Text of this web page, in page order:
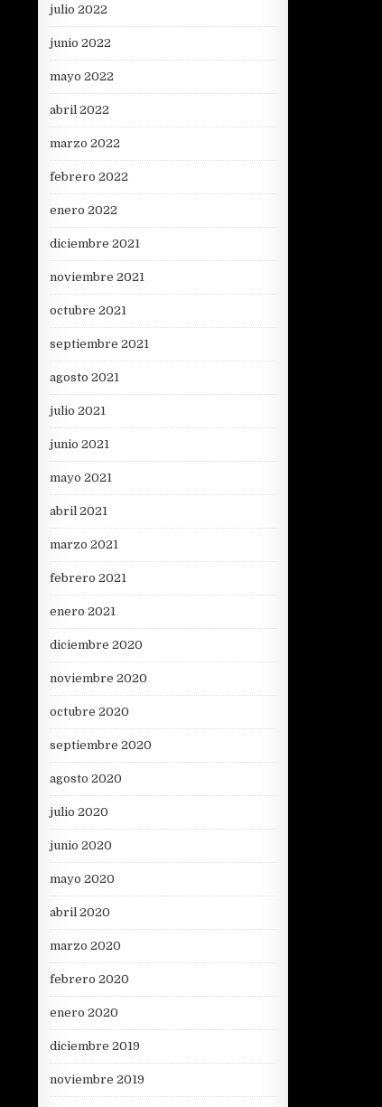
julio 2022
junio 2022
mayo 2022
abril 2022
marzo 2022
febrero 2022
enero 2022
diciembre 2021
noviembre 2021
octubre 2021
septiembre 2021
agosto 2021
julio 2021
junio 2021
mayo 2021
abril 2021
marzo 2021
febrero 2021
enero 2021
diciembre 2020
noviembre 2020
octubre 2020
septiembre 2020
agosto 2020
julio 2020
junio 2020
mayo 2020
abril 2020
marzo 2020
febrero 2020
enero 2020
diciembre 2019
noviembre 2019